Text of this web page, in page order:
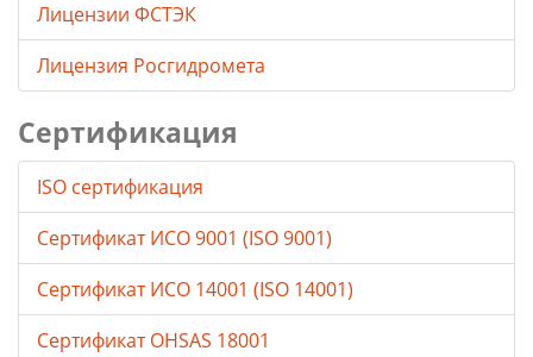
Лицензии ФСТЭК
Лицензия Росгидромета
Сертификация
ISO сертификация
Сертификат ИСО 9001 (ISO 9001)
Сертификат ИСО 14001 (ISO 14001)
Сертификат OHSAS 18001